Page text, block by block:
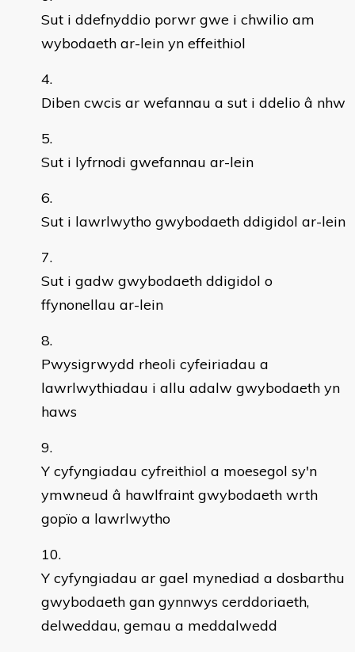
Sut i ddefnyddio porwr gwe i chwilio am
wybodaeth ar-lein yn effeithiol
Diben cwcis ar wefannau a sut i ddelio â nhw
Sut i lyfrnodi gwefannau ar-lein
Sut i lawrlwytho gwybodaeth ddigidol ar-lein
Sut i gadw gwybodaeth ddigidol o
ffynonellau ar-lein
Pwysigrwydd rheoli cyfeiriadau a
lawrlwythiadau i allu adalw gwybodaeth yn
haws
Y cyfyngiadau cyfreithiol a moesegol sy'n
ymwneud â hawlfraint gwybodaeth wrth
gopïo a lawrlwytho
Y cyfyngiadau ar gael mynediad a dosbarthu
gwybodaeth gan gynnwys cerddoriaeth,
delweddau, gemau a meddalwedd